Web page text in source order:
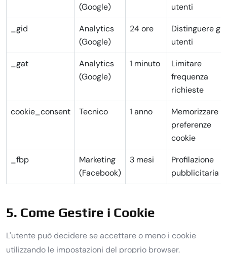
(Google)
utenti
_gid
Analytics
(Google)
24 ore
Distinguere gli
utenti
_gat
Analytics
(Google)
1 minuto
Limitare
frequenza
richieste
cookie_consent Tecnico 1 anno
Memorizzare
preferenze
cookie
_fbp
Marketing
(Facebook)
3 mesi
Profilazione
pubblicitaria
5. Come Gestire i Cookie
L'utente può decidere se accettare o meno i cookie
utilizzando le impostazioni del proprio browser.